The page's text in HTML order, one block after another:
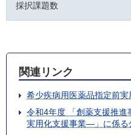
採択課題数
関連リンク
希少疾病用医薬品指定前
令和4年度 「創薬支援推
実用化支援事業―」に係る